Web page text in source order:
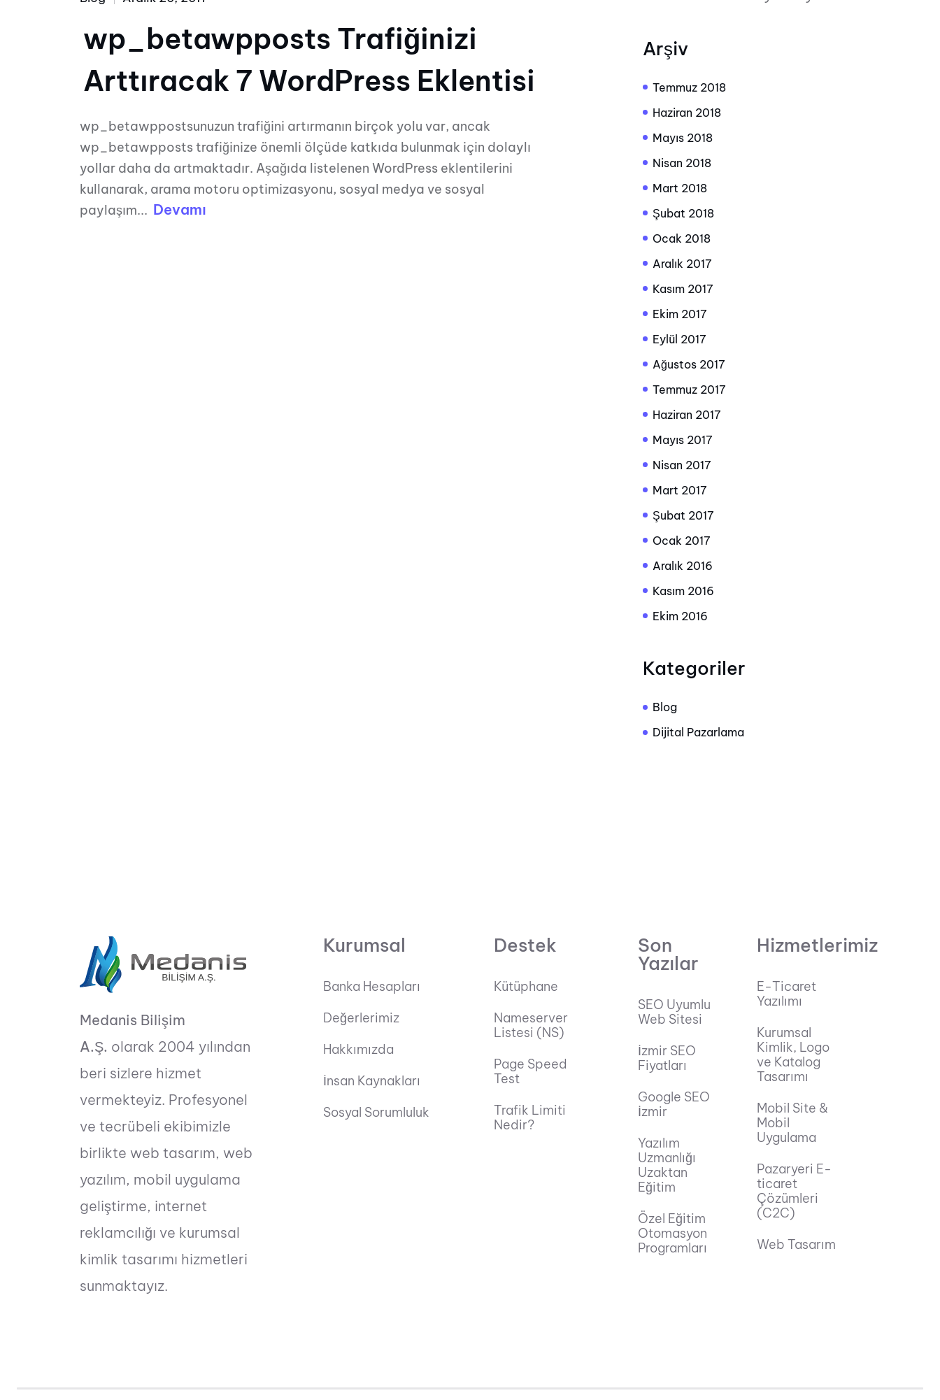
wp_betawpposts Trafiğinizi
Arttıracak 7 WordPress Eklentisi
wp_betawppostsunuzun trafiğini artırmanın birçok yolu var, ancak
wp_betawpposts trafiğinize önemli ölçüde katkıda bulunmak için dolaylı
yollar daha da artmaktadır. Aşağıda listelenen WordPress eklentilerini
kullanarak, arama motoru optimizasyonu, sosyal medya ve sosyal
paylaşım... Devamı
Arşiv
Temmuz 2018
Haziran 2018
Mayıs 2018
Nisan 2018
Mart 2018
Şubat 2018
Ocak 2018
Aralık 2017
Kasım 2017
Ekim 2017
Eylül 2017
Ağustos 2017
Temmuz 2017
Haziran 2017
Mayıs 2017
Nisan 2017
Mart 2017
Şubat 2017
Ocak 2017
Aralık 2016
Kasım 2016
Ekim 2016
Kategoriler
Blog
Dijital Pazarlama
Medanis Bilişim
A.Ş. olarak 2004 yılından
beri sizlere hizmet
vermekteyiz. Profesyonel
ve tecrübeli ekibimizle
birlikte web tasarım, web
yazılım, mobil uygulama
geliştirme, internet
reklamcılığı ve kurumsal
kimlik tasarımı hizmetleri
sunmaktayız.
Kurumsal
Banka Hesapları
Değerlerimiz
Hakkımızda
İnsan Kaynakları
Sosyal Sorumluluk
Destek
Kütüphane
Nameserver
Listesi (NS)
Page Speed
Test
Trafik Limiti
Nedir?
Son
Yazılar
SEO Uyumlu
Web Sitesi
İzmir SEO
Fiyatları
Google SEO
İzmir
Yazılım
Uzmanlığı
Uzaktan
Eğitim
Özel Eğitim
Otomasyon
Programları
Hizmetlerimiz
E-Ticaret
Yazılımı
Kurumsal
Kimlik, Logo
ve Katalog
Tasarımı
Mobil Site &
Mobil
Uygulama
Pazaryeri E-
ticaret
Çözümleri
(C2C)
Web Tasarım